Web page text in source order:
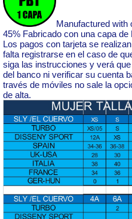
Manufactured with
45% Fabricado con una capa
Los pagos con tarjeta se
falta registrarse en el caso de
siga las instrucciones y verá
del banco ni verificar su cuenta
través de móviles no sale la
de alta.